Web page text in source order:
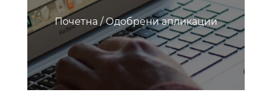
Почетна /Одобрени апликации